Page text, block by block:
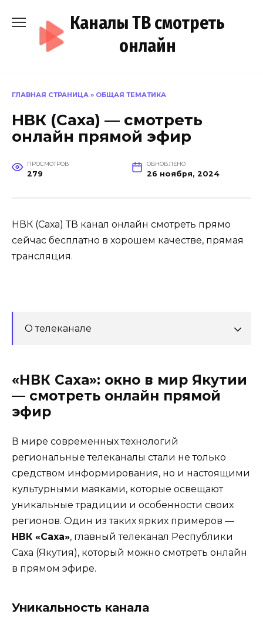
содержанию
Каналы ТВ смотреть
онлайн
ГЛАВНАЯ СТРАНИЦА » ОБЩАЯ ТЕМАТИКА
НВК (Саха) — смотреть
онлайн прямой эфир
ПРОСМОТРОВ
279
ОБНОВЛЕНО
26 ноября, 2024
НВК (Саха) ТВ канал онлайн смотреть прямо
сейчас бесплатно в хорошем качестве, прямая
трансляция.
О телеканале
«НВК Саха»: окно в мир Якутии
— смотреть онлайн прямой
эфир
В мире современных технологий
региональные телеканалы стали не только
средством информирования, но и настоящими
культурными маяками, которые освещают
уникальные традиции и особенности своих
регионов. Один из таких ярких примеров —
НВК «Саха», главный телеканал Республики
Саха (Якутия), который можно смотреть онлайн
в прямом эфире.
Уникальность канала